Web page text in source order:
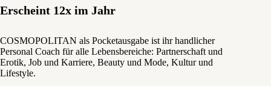
Erscheint 12x im Jahr
COSMOPOLITAN als Pocketausgabe ist ihr handlicher
Personal Coach für alle Lebensbereiche: Partnerschaft und
Erotik, Job und Karriere, Beauty und Mode, Kultur und
Lifestyle.